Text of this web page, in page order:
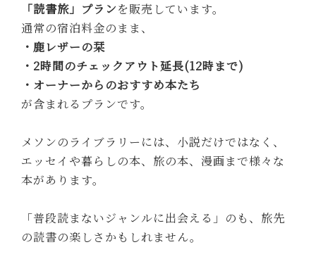
「読書旅」プランを販売しています。
通常の宿泊料金のまま、
・鹿レザーの栞
・2時間のチェックアウト延長(12時まで)
・オーナーからのおすすめ本たち
が含まれるプランです。
メソンのライブラリーには、小説だけではなく、
エッセイや暮らしの本、旅の本、漫画まで様々な
本があります。
「普段読まないジャンルに出会える」のも、旅先
の読書の楽しさかもしれません。